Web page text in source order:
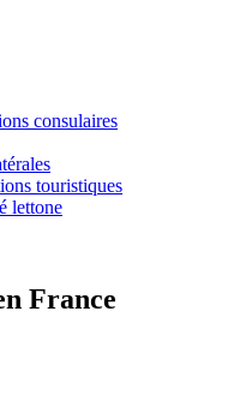
consulaires
touristiques
lettone
France